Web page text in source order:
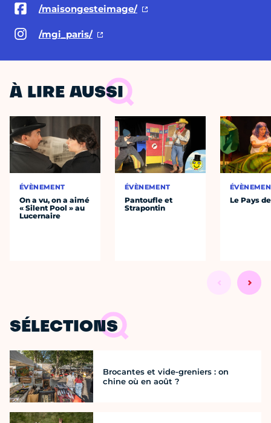
/maisongesteimage/
/mgi_paris/
À LIRE AUSSI
ÉVÈNEMENT
On a vu, on a aimé
« Silent Pool » au
Lucernaire
ÉVÈNEMENT
Pantoufle et
Strapontin
Le Pays
SÉLECTIONS
Brocantes et vide-greniers : on
chine où en août ?